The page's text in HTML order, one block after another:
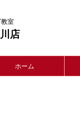
室
店
ホーム